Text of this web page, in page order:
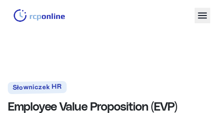
Słowniczek HR
Employee Value Proposition (EVP)